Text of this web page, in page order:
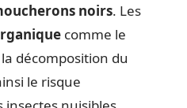
noirs. Les
comme le
décomposition du
le risque